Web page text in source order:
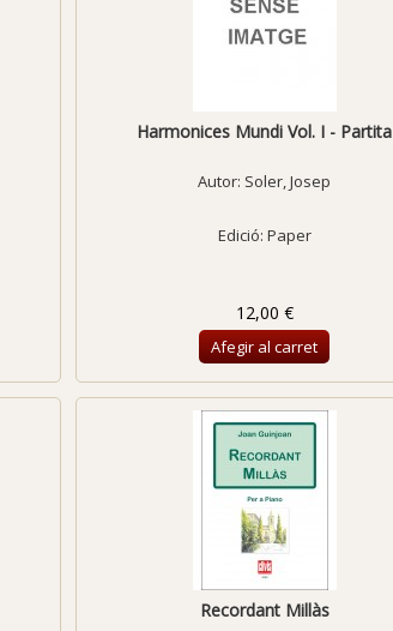
Harmonices Mundi Vol. I - Partita
Autor: Soler, Josep
Edició: Paper
12,00 €
Afegir al carret
Recordant Millàs